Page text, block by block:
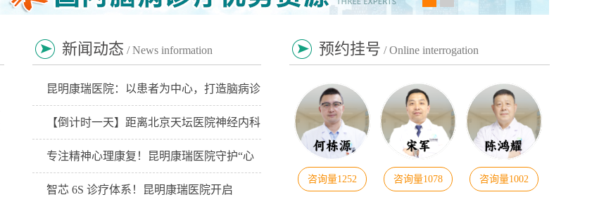
新闻动态 / News information
昆明康瑞医院：以患者为中心，打造脑病诊
【倒计时一天】距离北京天坛医院神经内科
专注精神心理康复！昆明康瑞医院守护“心
智芯 6S 诊疗体系！昆明康瑞医院开启
预约挂号 / Online interrogation
咨询量1252 咨询量1078 咨询量1002